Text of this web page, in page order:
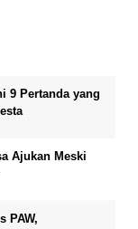
9 Pertanda yang
Ajukan Meski
PAW,